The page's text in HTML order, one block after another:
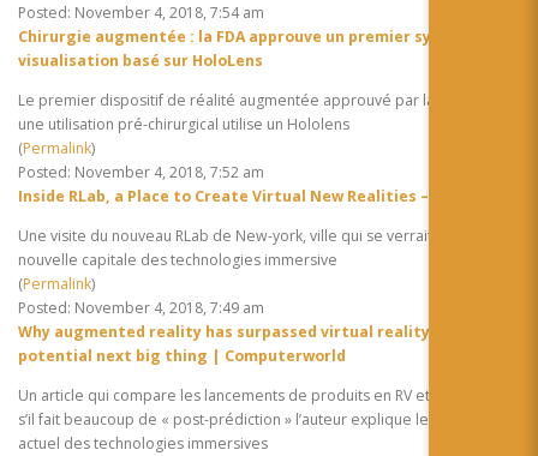
Posted: November 4, 2018, 7:54 am
Chirurgie augmentée : la FDA approuve un premier système de
visualisation basé sur HoloLens
Le premier dispositif de réalité augmentée approuvé par la FDA pour
une utilisation pré-chirurgical utilise un Hololens
(Permalink)
Posted: November 4, 2018, 7:52 am
Inside RLab, a Place to Create Virtual New Realities – The Bridge
Une visite du nouveau RLab de New-york, ville qui se verrait bien
nouvelle capitale des technologies immersive
(Permalink)
Posted: November 4, 2018, 7:49 am
Why augmented reality has surpassed virtual reality as the
potential next big thing | Computerworld
Un article qui compare les lancements de produits en RV et en AR. Mais
s’il fait beaucoup de « post-prédiction » l’auteur explique le marché
actuel des technologies immersives